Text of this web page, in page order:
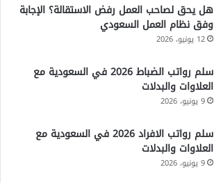
هل يحق لصاحب العمل رفض الاستقالة؟ الإجابة
وفق نظام العمل السعودي
12 يونيو، 2026
سلم رواتب الضباط 2026 في السعودية مع
العلاوات والبدلات
9 يونيو، 2026
سلم رواتب الافراد 2026 في السعودية مع
العلاوات والبدلات
9 يونيو، 2026